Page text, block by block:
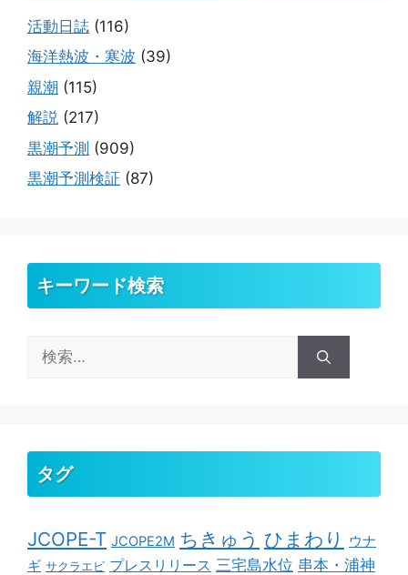
活動日誌 (116)
海洋熱波・寒波 (39)
親潮 (115)
解説 (217)
黒潮予測 (909)
黒潮予測検証 (87)
キーワード検索
索:
タグ
JCOPE-T JCOPE2M ちきゅう ひまわり
ウナ
ギ サクラエビ プレスリリース 三宅島水位 串本・浦神